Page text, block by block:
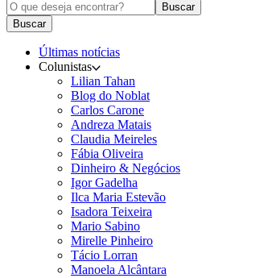
Buscar
Buscar
Últimas notícias
Colunistas
Lilian Tahan
Blog do Noblat
Carlos Carone
Andreza Matais
Claudia Meireles
Fábia Oliveira
Dinheiro & Negócios
Igor Gadelha
Ilca Maria Estevão
Isadora Teixeira
Mario Sabino
Mirelle Pinheiro
Tácio Lorran
Manoela Alcântara